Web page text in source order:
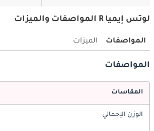
لوتس إيميا R المواصفات والميزات
المواصفات الميزات
المواصفات
المقاسات
الوزن الإجمالي